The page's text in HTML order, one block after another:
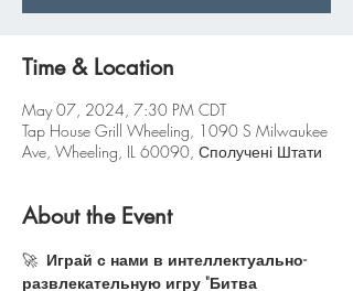
Time & Location
May 07, 2024, 7:30 PM CDT
Tap House Grill Wheeling, 1090 S Milwaukee
Ave, Wheeling, IL 60090, Сполучені Штати
About the Event
🚀 Играй с нами в интеллектуально-
развлекательную игру "Битва